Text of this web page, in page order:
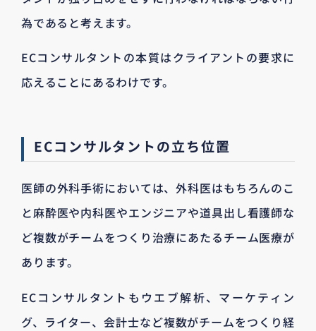
為であると考えます。
ECコンサルタントの本質はクライアントの要求に
応えることにあるわけです。
ECコンサルタントの立ち位置
医師の外科手術においては、外科医はもちろんのこ
と麻酔医や内科医やエンジニアや道具出し看護師な
ど複数がチームをつくり治療にあたるチーム医療が
あります。
ECコンサルタントもウエブ解析、マーケティン
グ、ライター、会計士など複数がチームをつくり経